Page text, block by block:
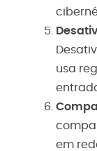
usa
em